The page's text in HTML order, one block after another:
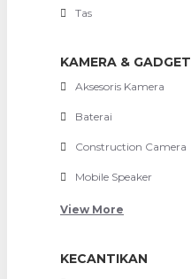
Tas
KAMERA & GADGET
Aksesoris Kamera
Baterai
Construction Camera
Mobile Speaker
View More
KECANTIKAN